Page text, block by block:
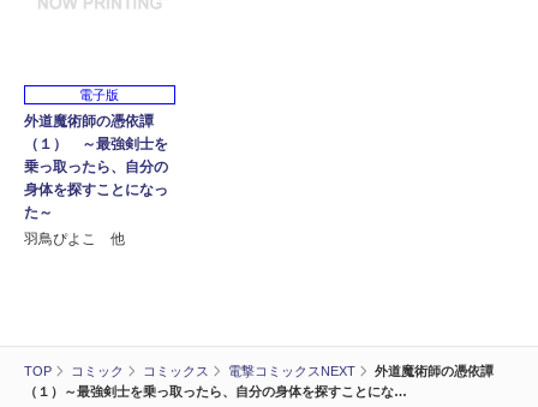
TOP コミック コミックス 電撃コミックスNEXT
外道魔術師の憑依譚
（１）～最強剣士を乗っ取ったら、自分の身体を探すことにな…
電子版
外道魔術師の憑依譚
（１） ～最強剣士を
乗っ取ったら、自分の
身体を探すことになっ
た～
羽鳥ぴよこ 他